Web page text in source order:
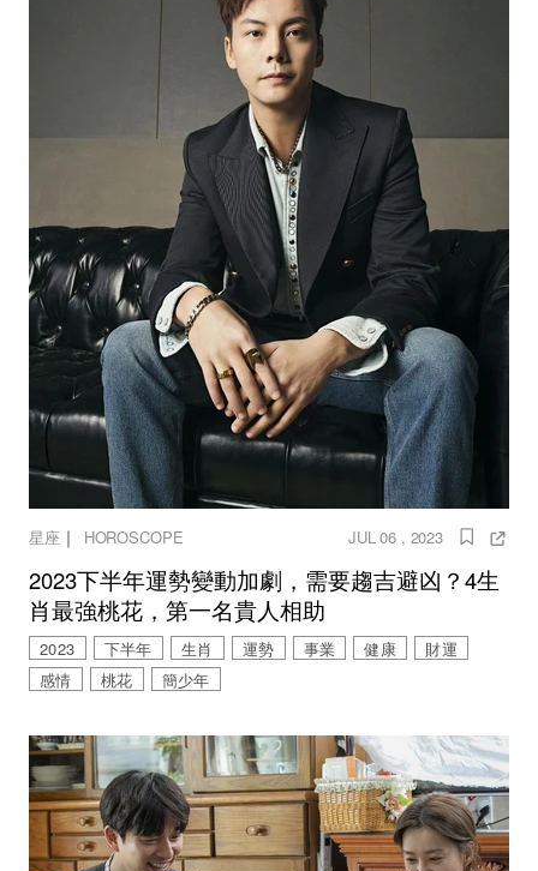
星座 ｜ HOROSCOPE JUL 06 , 2023
2023下半年運勢變動加劇，需要趨吉避凶？4生
肖最強桃花，第一名貴人相助
2023 下半年 生肖 運勢 事業 健康
財運
感情
桃花 簡少年